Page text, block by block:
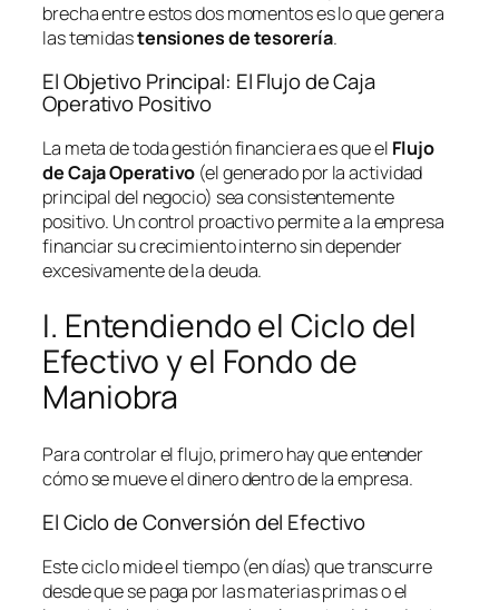
brecha entre estos dos momentos es lo que genera
las temidastensiones de tesorería.
El Objetivo Principal: El Flujo de Caja
Operativo Positivo
La meta de toda gestión financiera es que el Flujo
de Caja Operativo (el generado por la actividad
principal del negocio) sea consistentemente
positivo. Un control proactivo permite a la empresa
financiar su crecimiento interno sin depender
excesivamente de la deuda.
I. Entendiendo el Ciclo del
Efectivo y el Fondo de
Maniobra
Para controlar el flujo, primero hay que entender
cómo se mueve el dinero dentro de la empresa.
El Ciclo de Conversión del Efectivo
Este ciclo mide el tiempo (en días) que transcurre
desde que se paga por las materias primas o el